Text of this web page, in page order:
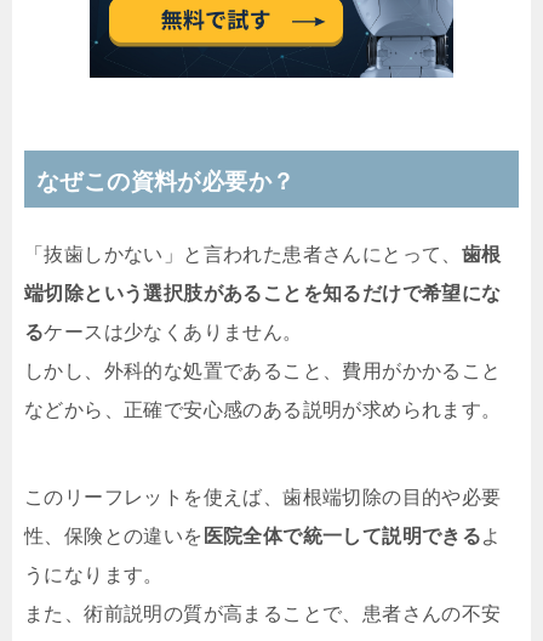
なぜこの資料が必要か？
「抜歯しかない」と言われた患者さんにとって、 歯根
端切除という選択肢があることを知るだけで希望にな
るケースは少なくありません。
しかし、外科的な処置であること、費用がかかること
などから、正確で安心感のある説明が求められます。
このリーフレットを使えば、歯根端切除の目的や必要
性、保険との違いを 医院全体で統一して説明できるよ
うになります。
また、術前説明の質が高まることで、患者さんの不安